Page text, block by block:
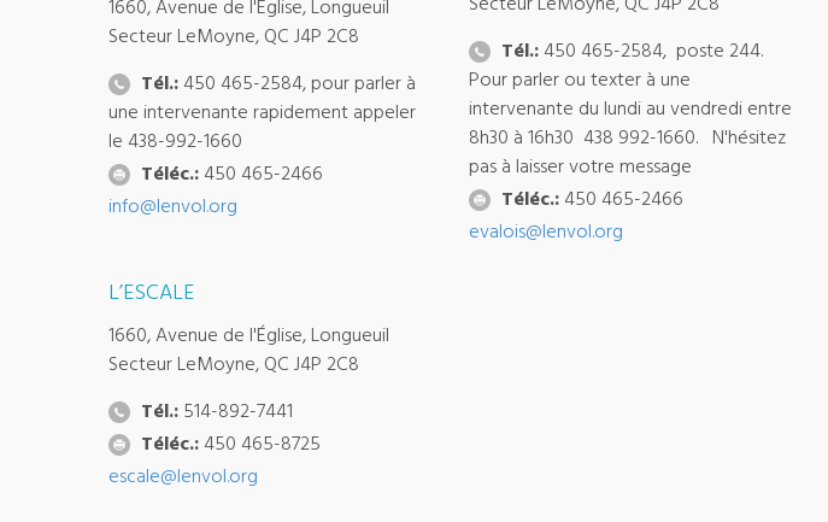
1660, Avenue de l'Église, Longueuil
Secteur LeMoyne, QC J4P 2C8
Tél.: 450 465-2584, pour parler à
une intervenante rapidement appeler
le 438-992-1660
Téléc.: 450 465-2466
info@lenvol.org
Tél.:450 465-2584, poste 244.
Pour parler ou texter à une
intervenante du lundi au vendredi entre
8h30 à 16h30 438 992-1660. N'hésitez
pas à laisser votre message
Téléc.:450 465-2466
evalois@lenvol.org
L’ESCALE
1660, Avenue de l'Église, Longueuil
Secteur LeMoyne, QC J4P 2C8
Tél.: 514-892-7441
Téléc.: 450 465-8725
escale@lenvol.org